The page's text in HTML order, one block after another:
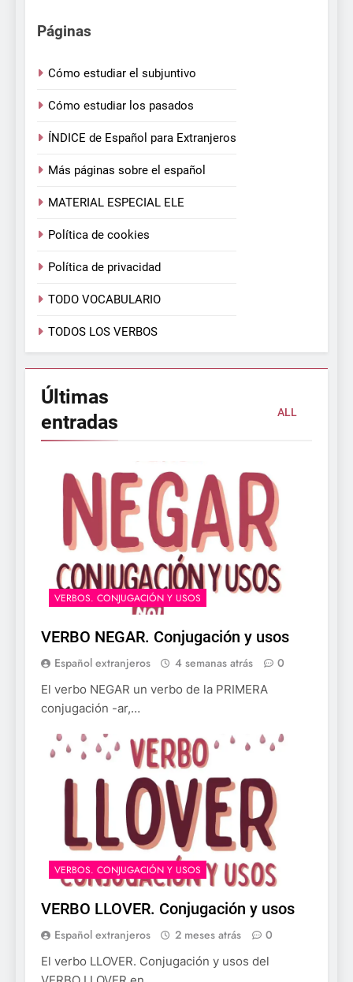
Páginas
Cómo estudiar el subjuntivo
Cómo estudiar los pasados
ÍNDICE de Español para Extranjeros
Más páginas sobre el español
MATERIAL ESPECIAL ELE
Política de cookies
Política de privacidad
TODO VOCABULARIO
TODOS LOS VERBOS
Últimas
entradas
ALL
VERBOS. CONJUGACIÓN Y USOS
VERBO NEGAR. Conjugación y usos
Español extranjeros 4 semanas atrás 0
El verbo NEGAR un verbo de la PRIMERA
conjugación -ar,…
VERBOS. CONJUGACIÓN Y USOS
VERBO LLOVER. Conjugación y usos
Español extranjeros 2 meses atrás 0
El verbo LLOVER. Conjugación y usos del